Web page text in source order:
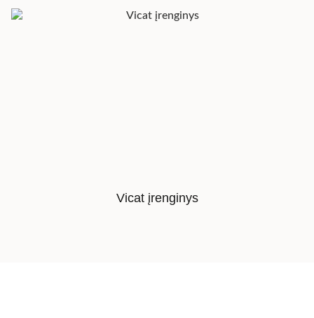
Vicat įrenginys